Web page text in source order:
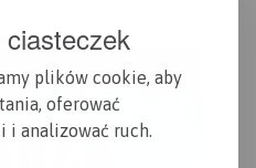
plików cookie, aby
oferować
i analizować ruch.